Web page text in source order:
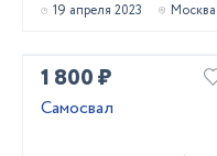
19 апреля 2023 Москва
1 800 ₽
Самосвал